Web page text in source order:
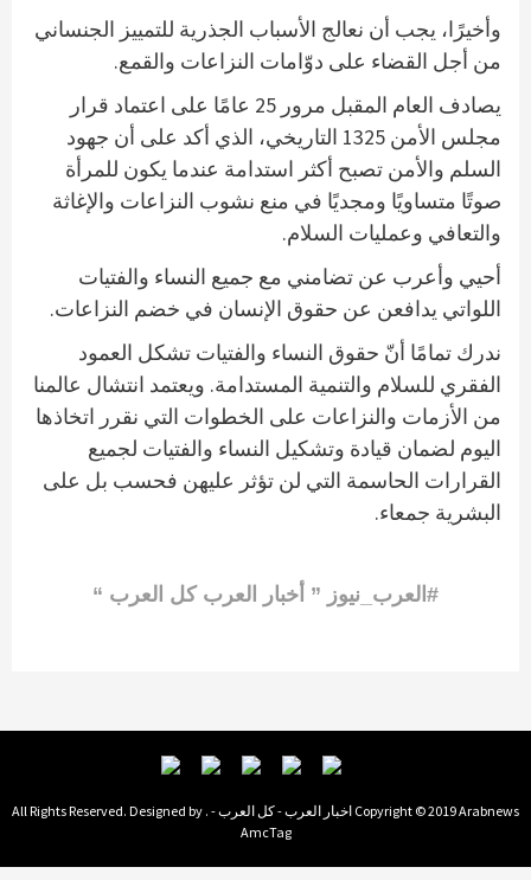
وأخيرًا، يجب أن نعالج الأسباب الجذرية للتمييز الجنساني
من أجل القضاء على دوّامات النزاعات والقمع.
يصادف العام المقبل مرور 25 عامًا على اعتماد قرار
مجلس الأمن 1325 التاريخي، الذي أكد على أن جهود
السلم والأمن تصبح أكثر استدامة عندما يكون للمرأة
صوتًا متساويًا ومجديًا في منع نشوب النزاعات والإغاثة
والتعافي وعمليات السلام.
أحيي وأعرب عن تضامني مع جميع النساء والفتيات
اللواتي يدافعن عن حقوق الإنسان في خضم النزاعات.
ندرك تمامًا أنّ حقوق النساء والفتيات تشكل العمود
الفقري للسلام والتنمية المستدامة. ويعتمد انتشال عالمنا
من الأزمات والنزاعات على الخطوات التي نقرر اتخاذها
اليوم لضمان قيادة وتشكيل النساء والفتيات لجميع
القرارات الحاسمة التي لن تؤثر عليهن فحسب بل على
البشرية جمعاء.
#العرب_نيوز ” أخبار العرب كل العرب “
Copyright © 2019 Arabnews اخبار العرب - كل العرب - . All Rights Reserved. Designed by
AmcTag